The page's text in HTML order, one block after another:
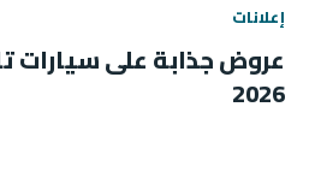
إعلانات
عروض جذابة على
2026